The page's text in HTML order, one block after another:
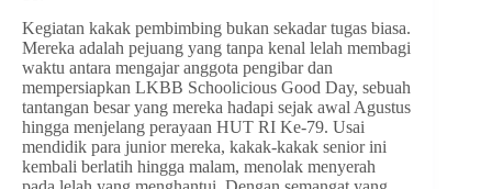
Kegiatan kakak pembimbing bukan sekadar tugas biasa.
Mereka adalah pejuang yang tanpa kenal lelah membagi
waktu antara mengajar anggota pengibar dan
mempersiapkan LKBB Schoolicious Good Day, sebuah
tantangan besar yang mereka hadapi sejak awal Agustus
hingga menjelang perayaan HUT RI Ke-79. Usai
mendidik para junior mereka, kakak-kakak senior ini
kembali berlatih hingga malam, menolak menyerah